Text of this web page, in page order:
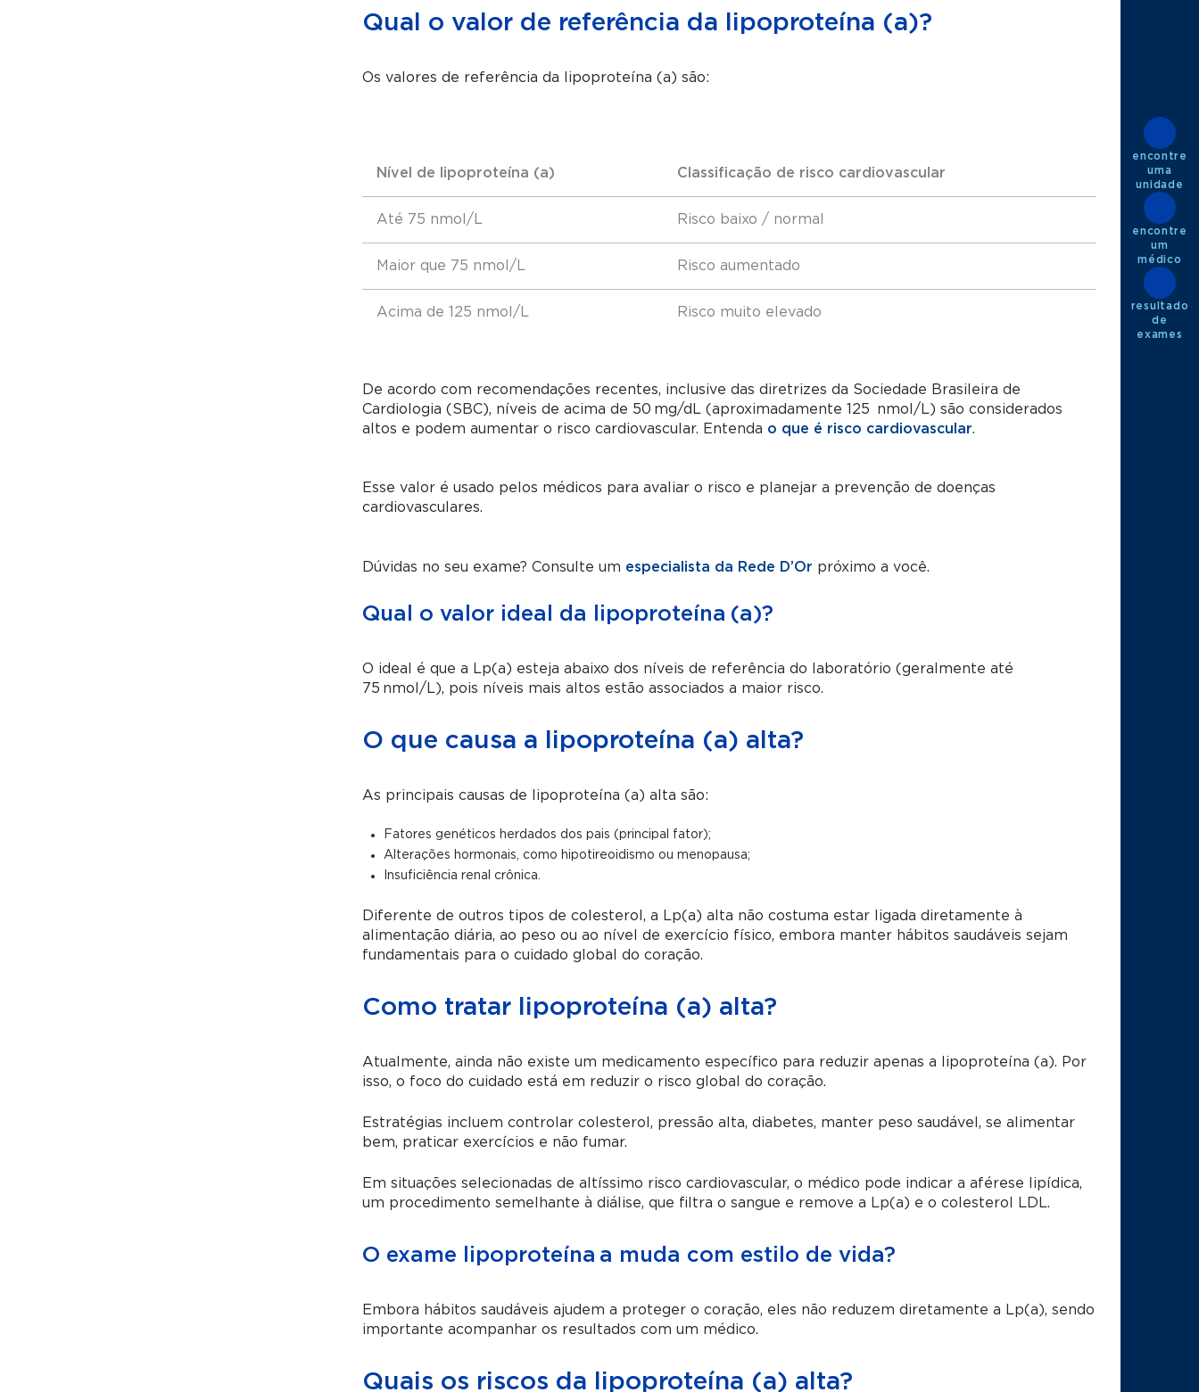
Qual o valor de referência da lipoproteína (a)?
Os valores de referência da lipoproteína (a) são:
Nível de lipoproteína (a) Classificação de risco cardiovascular
Até 75 nmol/L Risco baixo / normal
Maior que 75 nmol/L Risco aumentado
Acima de 125 nmol/L Risco muito elevado
De acordo com recomendações recentes, inclusive das diretrizes da Sociedade Brasileira de
Cardiologia (SBC), níveis de acima de 50 mg/dL (aproximadamente 125 nmol/L) são considerados
altos e podem aumentar o risco cardiovascular. Entenda o que é risco cardiovascular.
Esse valor é usado pelos médicos para avaliar o risco e planejar a prevenção de doenças
cardiovasculares.
Dúvidas no seu exame? Consulte um especialista da Rede D’Or próximo a você.
Qual o valor ideal da lipoproteína (a)?
O ideal é que a Lp(a) esteja abaixo dos níveis de referência do laboratório (geralmente até
75 nmol/L), pois níveis mais altos estão associados a maior risco.
O que causa a lipoproteína (a) alta?
As principais causas de lipoproteína (a) alta são:
Fatores genéticos herdados dos pais (principal fator);
Alterações hormonais, como hipotireoidismo ou menopausa;
Insuficiência renal crônica.
Diferente de outros tipos de colesterol, a Lp(a) alta não costuma estar ligada diretamente à
alimentação diária, ao peso ou ao nível de exercício físico, embora manter hábitos saudáveis sejam
fundamentais para o cuidado global do coração.
Como tratar lipoproteína (a) alta?
Atualmente, ainda não existe um medicamento específico para reduzir apenas a lipoproteína (a). Por
isso, o foco do cuidado está em reduzir o risco global do coração.
Estratégias incluem controlar colesterol, pressão alta, diabetes, manter peso saudável, se alimentar
bem, praticar exercícios e não fumar.
Em situações selecionadas de altíssimo risco cardiovascular, o médico pode indicar a aférese lipídica,
um procedimento semelhante à diálise, que filtra o sangue e remove a Lp(a) e o colesterol LDL.
O exame lipoproteína a muda com estilo de vida?
Embora hábitos saudáveis ajudem a proteger o coração, eles não reduzem diretamente a Lp(a), sendo
importante acompanhar os resultados com um médico.
Quais os riscos da lipoproteína (a) alta?
encontre
uma
unidade
encontre
um
médico
resultado
de
exames